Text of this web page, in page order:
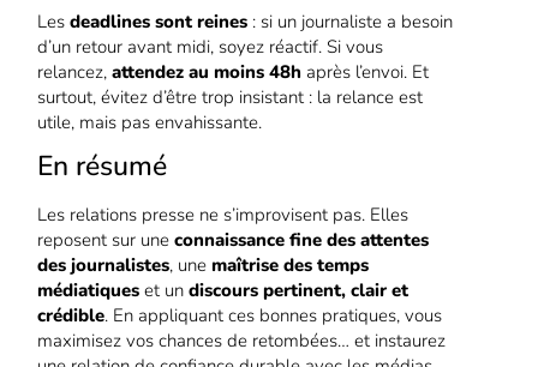
Lesdeadlines sont reines : si un journaliste a besoin
d’un retour avant midi, soyez réactif. Si vous
relancez,attendez au moins 48h après l’envoi. Et
surtout, évitez d’être trop insistant : la relance est
utile, mais pas envahissante.
En résumé
Les relations presse ne s’improvisent pas. Elles
reposent sur uneconnaissance fine des attentes
des journalistes, unemaîtrise des temps
médiatiques et undiscours pertinent, clair et
crédible. En appliquant ces bonnes pratiques, vous
maximisez vos chances de retombées… et instaurez